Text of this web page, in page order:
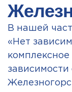
В нашей
«Нет